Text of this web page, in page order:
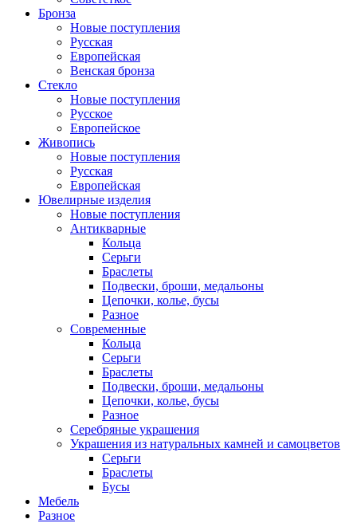
Бронза
Новые поступления
Русская
Европейская
Венская бронза
Стекло
Новые поступления
Русское
Европейское
Живопись
Новые поступления
Русская
Европейская
Ювелирные изделия
Новые поступления
Антикварные
Кольца
Серьги
Браслеты
Подвески, броши, медальоны
Цепочки, колье, бусы
Разное
Современные
Кольца
Серьги
Браслеты
Подвески, броши, медальоны
Цепочки, колье, бусы
Разное
Серебряные украшения
Украшения из натуральных камней и самоцветов
Серьги
Браслеты
Бусы
Мебель
Разное